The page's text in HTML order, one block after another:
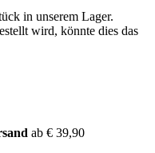
in unserem Lager.
wird, könnte dies das
ab € 39,90